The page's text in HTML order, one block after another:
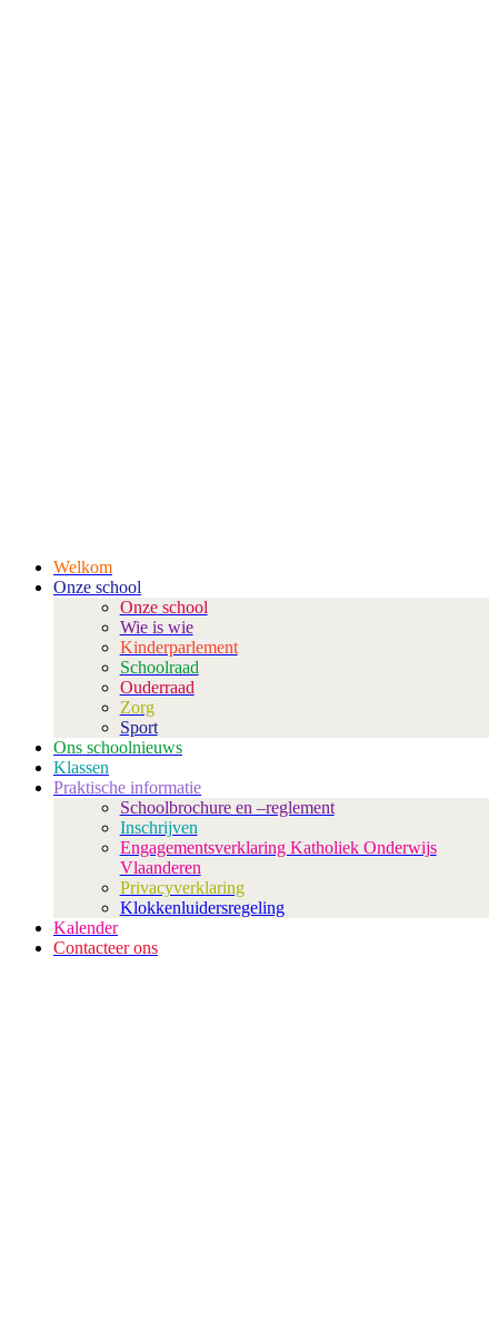
Welkom
Onze school
Onze school
Wie is wie
Kinderparlement
Schoolraad
Ouderraad
Zorg
Sport
Ons schoolnieuws
Klassen
Praktische informatie
Schoolbrochure en –reglement
Inschrijven
Engagementsverklaring Katholiek Onderwijs
Vlaanderen
Privacyverklaring
Klokkenluidersregeling
Kalender
Contacteer ons